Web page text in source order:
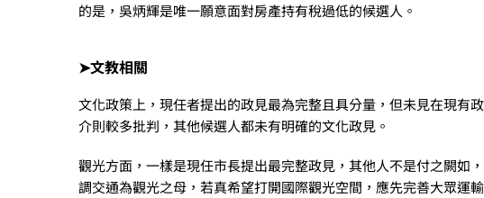
的是，吳炳輝是唯一願意面對房產持有稅過低的候選人。
➤文教相關
文化政策上，現任者提出的政見最為完整且具分量，但未見在現有
介則較多批判，其他候選人都未有明確的文化政見。
觀光方面，一樣是現任市長提出最完整政見，其他人不是付之闕如
調交通為觀光之母，若真希望打開國際觀光空間，應先完善大眾運輸